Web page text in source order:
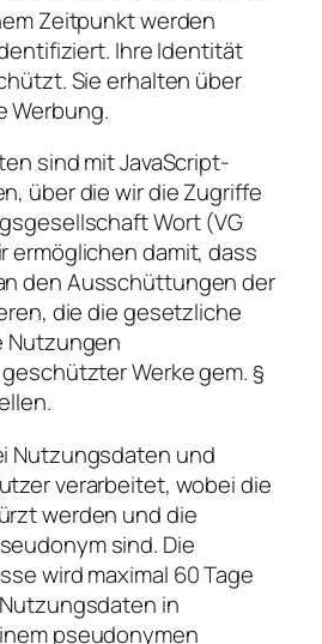
Zeitpunkt werden
Ihre Identität
Sie erhalten über
Werbung.
sind mit JavaScript-
über die wir die Zugriffe
Wort (VG
ermöglichen damit, dass
den Ausschüttungen der
die die gesetzliche
Nutzungen
Werke gem. §
Nutzungsdaten und
verarbeitet, wobei die
werden und die
sind. Die
wird maximal 60 Tage
in
pseudonymen